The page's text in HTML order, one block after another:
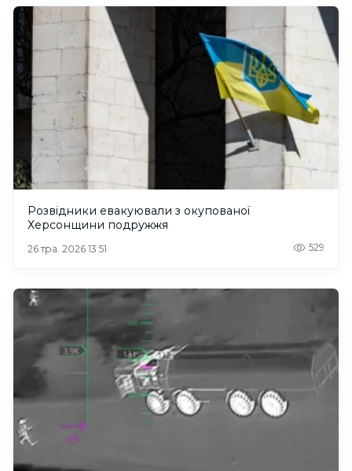
Розвідники евакуювали з окупованої
Херсонщини подружжя
26 тра. 2026 13:51 529